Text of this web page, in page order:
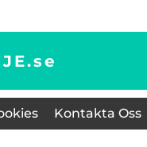
se
Kontakta Oss